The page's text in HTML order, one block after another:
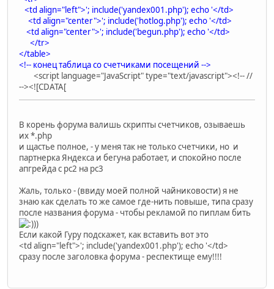
<td align="left">'; include('yandex001.php'); echo '</td>
<td align="center">'; include('hotlog.php'); echo '</td>
<td align="center">'; include('begun.php'); echo '</td>
</tr>
</table>
<!-- конец таблица со счетчиками посещений -->
<script language="JavaScript" type="text/javascript"><!-- //
--><![CDATA[
В корень форума валишь скрипты счетчиков, озываешь
их *.php
и щастье полное, - у меня так не только счетчики, но и
партнерка Яндекса и бегуна работает, и спокойно после
апгрейда с рс2 на рс3
Жаль, только - (ввиду моей полной чайниковости) я не
знаю как сделать то же самое где-нить повыше, типа сразу
после названия форума - чтобы рекламой по пиплам бить
))
Если какой Гуру подскажет, как вставить вот это
<td align="left">'; include('yandex001.php'); echo '</td>
сразу после заголовка форума - респектище ему!!!!